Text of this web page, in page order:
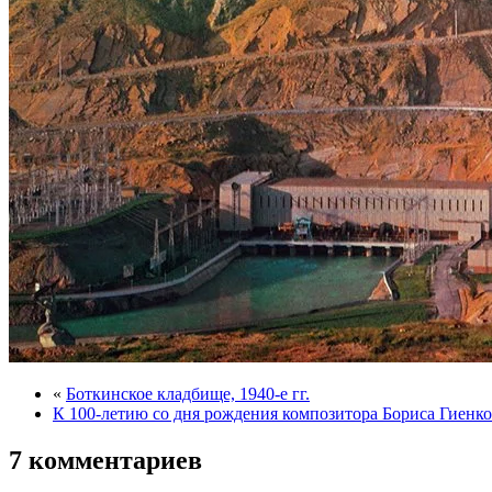
« Боткинское кладбище, 1940-е гг.
К 100-летию со дня рождения композитора Бориса Гиенко
7 комментариев